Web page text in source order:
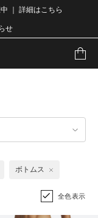
｜ 詳細はこちら
せ
ボトムス
全色表示